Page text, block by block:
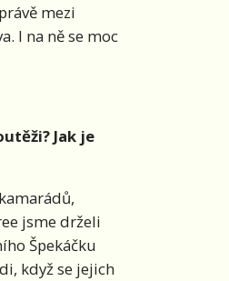
mezi
I na ně se moc
Jak je
jsme drželi
Špekáčku
když se jejich